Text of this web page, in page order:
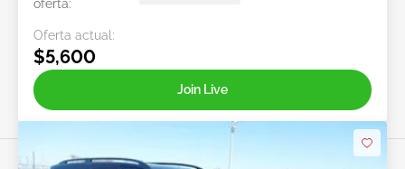
oferta:
Oferta actual:
$5,600
Join Live